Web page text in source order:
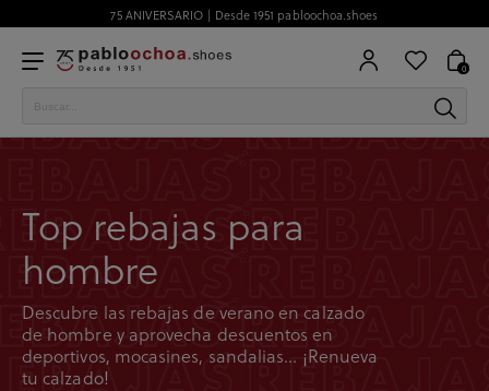
75 ANIVERSARIO | Desde 1951 pabloochoa.shoes
0
Top rebajas para
hombre
Descubre las rebajas de verano en calzado
de hombre y aprovecha descuentos en
deportivos, mocasines, sandalias... ¡Renueva
tu calzado!